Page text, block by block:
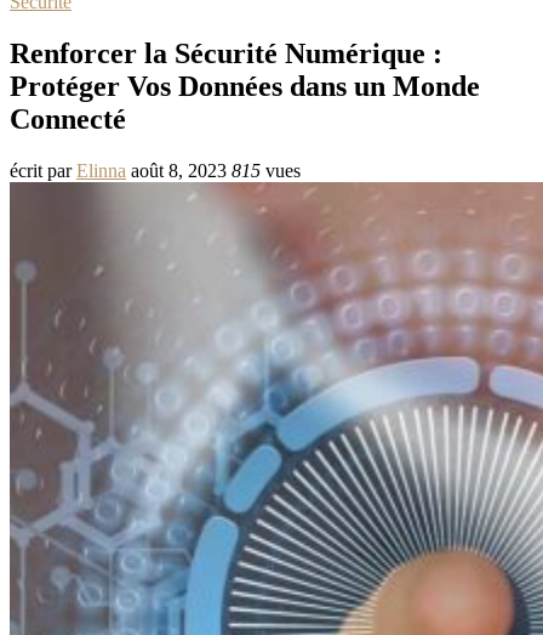
Renforcer la Sécurité Numérique :
Protéger Vos Données dans un Monde
Connecté
écrit parElinna août 8, 2023 815 vues